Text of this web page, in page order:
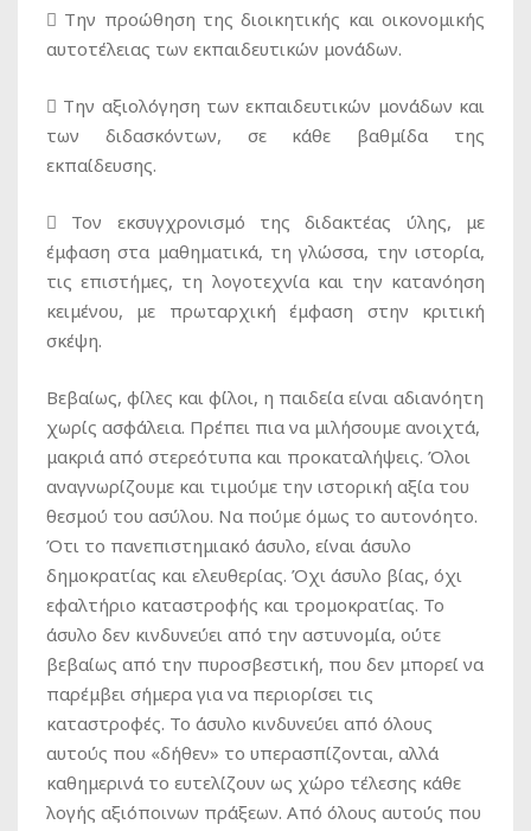
 Την προώθηση της διοικητικής και οικονομικής
αυτοτέλειας των εκπαιδευτικών μονάδων.
 Την αξιολόγηση των εκπαιδευτικών μονάδων και
των διδασκόντων, σε κάθε βαθμίδα της
εκπαίδευσης.
 Τον εκσυγχρονισμό της διδακτέας ύλης, με
έμφαση στα μαθηματικά, τη γλώσσα, την ιστορία,
τις επιστήμες, τη λογοτεχνία και την κατανόηση
κειμένου, με πρωταρχική έμφαση στην κριτική
σκέψη.
Βεβαίως, φίλες και φίλοι, η παιδεία είναι αδιανόητη
χωρίς ασφάλεια. Πρέπει πια να μιλήσουμε ανοιχτά,
μακριά από στερεότυπα και προκαταλήψεις. Όλοι
αναγνωρίζουμε και τιμούμε την ιστορική αξία του
θεσμού του ασύλου. Να πούμε όμως το αυτονόητο.
Ότι το πανεπιστημιακό άσυλο, είναι άσυλο
δημοκρατίας και ελευθερίας. Όχι άσυλο βίας, όχι
εφαλτήριο καταστροφής και τρομοκρατίας. Το
άσυλο δεν κινδυνεύει από την αστυνομία, ούτε
βεβαίως από την πυροσβεστική, που δεν μπορεί να
παρέμβει σήμερα για να περιορίσει τις
καταστροφές. Το άσυλο κινδυνεύει από όλους
αυτούς που «δήθεν» το υπερασπίζονται, αλλά
καθημερινά το ευτελίζουν ως χώρο τέλεσης κάθε
λογής αξιόποινων πράξεων. Από όλους αυτούς που